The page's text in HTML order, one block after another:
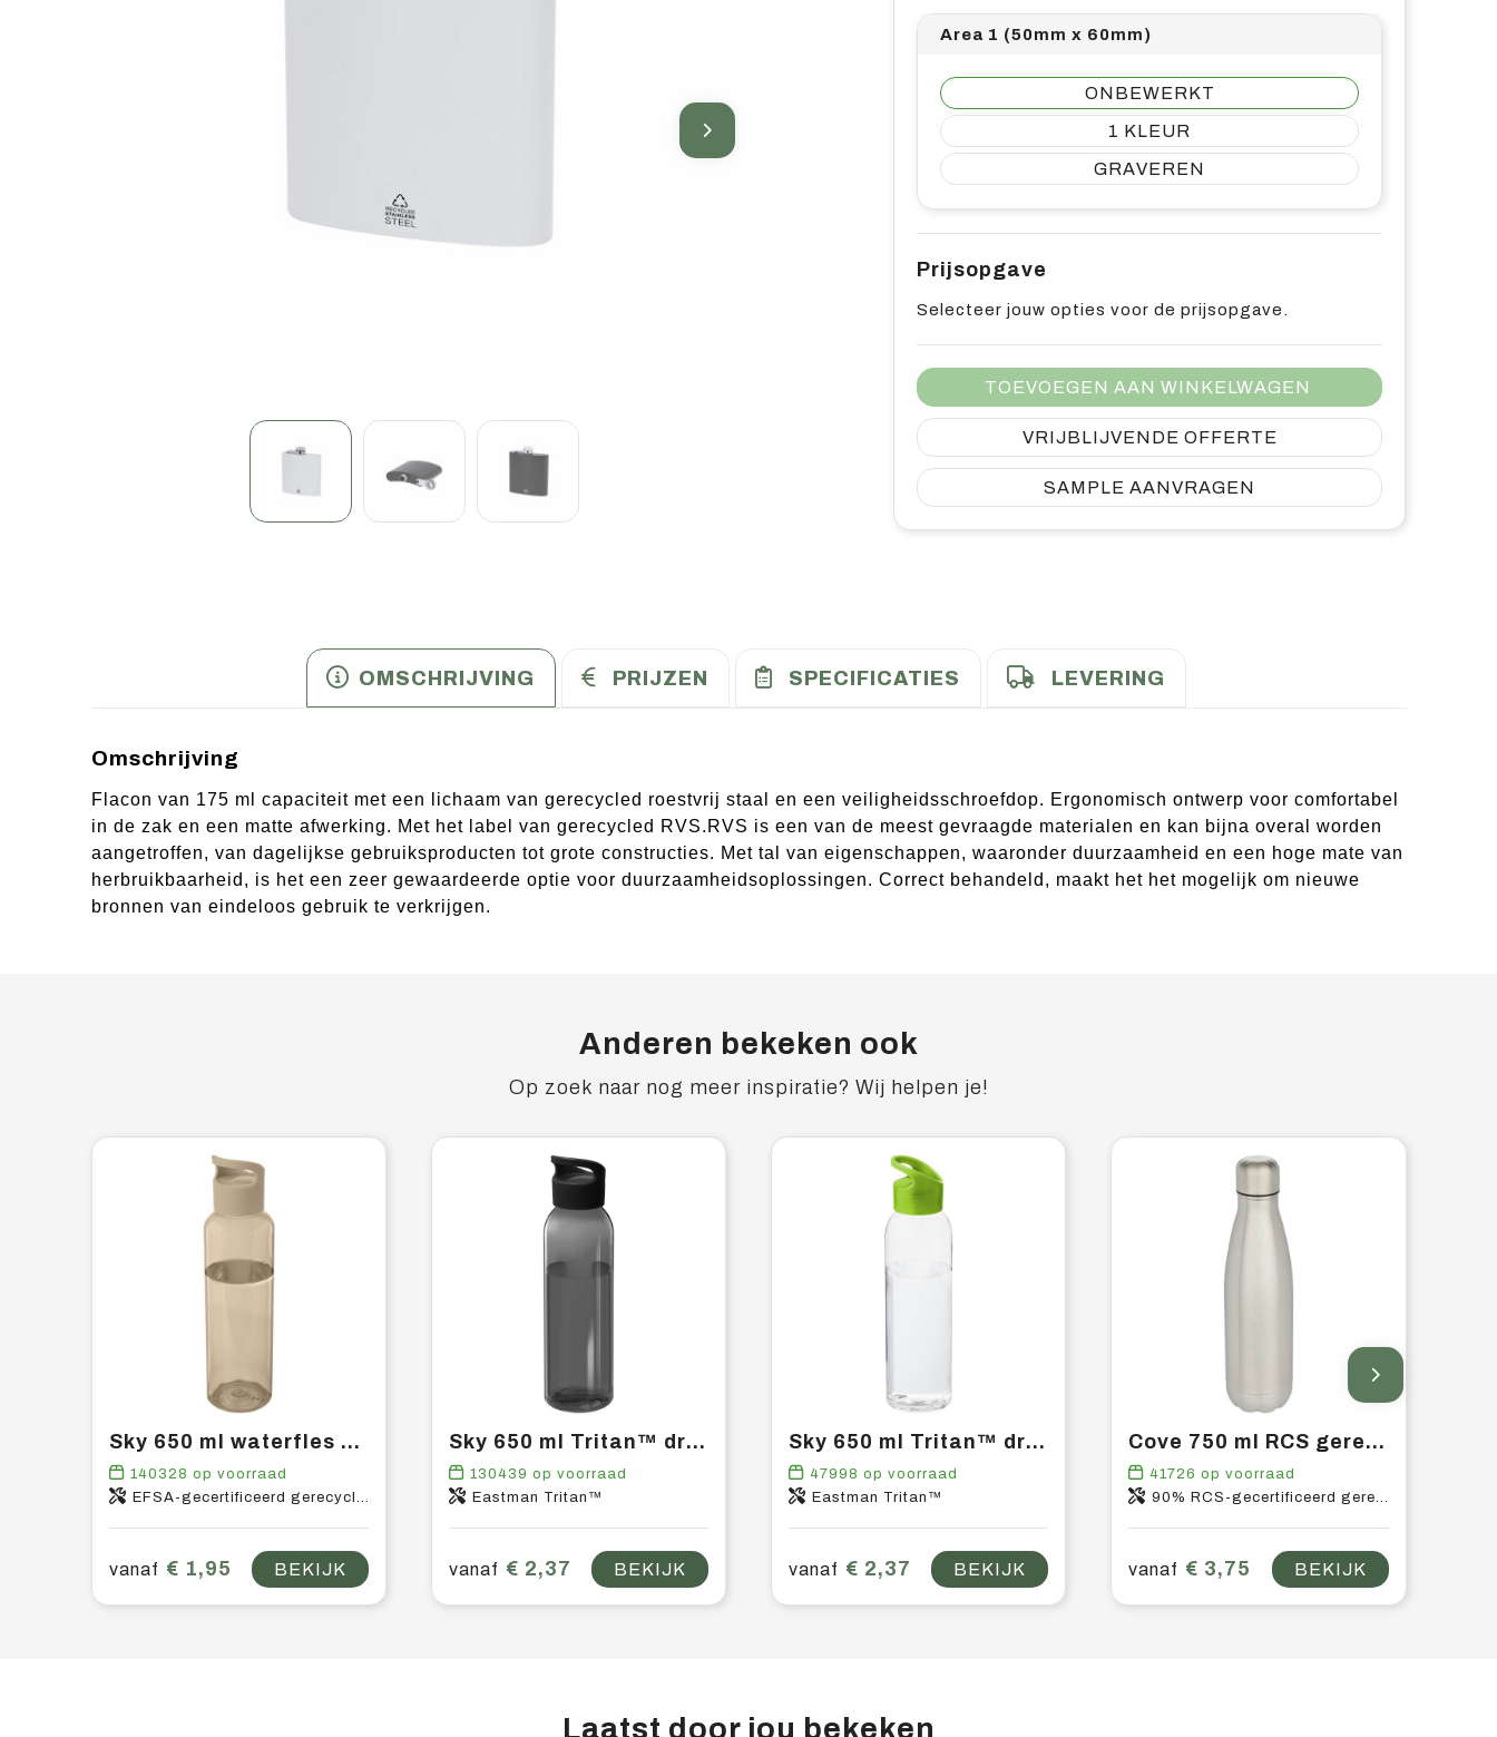
Area 1 (50mm x 60mm)
ONBEWERKT
1
GRAVEREN
Prijsopgave
Selecteer jouw opties voor de prijsopgave.
TOEVOEGEN AAN WINKELWAGEN
VRIJBLIJVENDE OFFERTE
SAMPLE AANVRAGEN
OMSCHRIJVING PRIJZEN SPECIFICATIES LEVERING
Omschrijving
Flacon van 175 ml capaciteit met een lichaam van gerecycled roestvrij staal en een veiligheidsschroefdop. Ergonomisch ontwerp voor comfortabel
in de zak en een matte afwerking. Met het label van gerecycled RVS.RVS is een van de meest gevraagde materialen en kan bijna overal worden
aangetroffen, van dagelijkse gebruiksproducten tot grote constructies. Met tal van eigenschappen, waaronder duurzaamheid en een hoge mate van
herbruikbaarheid, is het een zeer gewaardeerde optie voor duurzaamheidsoplossingen. Correct behandeld, maakt het het mogelijk om nieuwe
bronnen van eindeloos gebruik te verkrijgen.
Anderen bekeken ook
Op zoek naar nog meer inspiratie? Wij helpen je!
Sky 650 ml waterfles van gerecycled plastic
140328 op voorraad
EFSA-gecertificeerd gerecycled PET-kunststof, PP-kunststof
vanaf € 1,95 BEKIJK
Sky 650 ml Tritan™ drinkfles
130439 op voorraad
Eastman Tritan™
vanaf € 2,37 BEKIJK
Sky 650 ml Tritan™ drinkfles
47998 op voorraad
Eastman Tritan™
vanaf € 2,37 BEKIJK
Cove 750 ml RCS gerecyclede enkelwandige roestvrijstalen waterfles
41726 op voorraad
90% RCS-gecertificeerd gerecycled roestvrij staal, 10% Gerecycled roestvrij staal
vanaf € 3,75 BEKIJK
Laatst door jou bekeken